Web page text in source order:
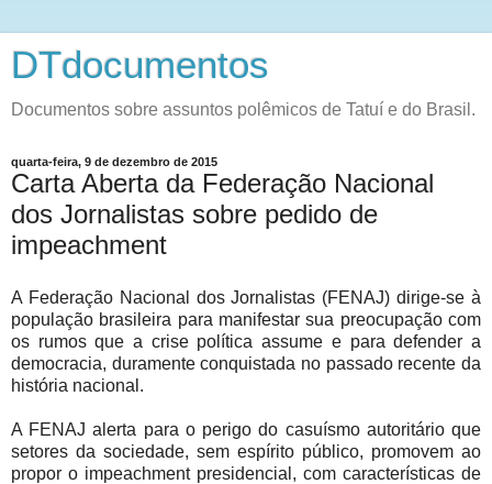
DTdocumentos
Documentos sobre assuntos polêmicos de Tatuí e do Brasil.
quarta-feira, 9 de dezembro de 2015
Carta Aberta da Federação Nacional
dos Jornalistas sobre pedido de
impeachment
A Federação Nacional dos Jornalistas (FENAJ) dirige-se à
população brasileira para manifestar sua preocupação com
os rumos que a crise política assume e para defender a
democracia, duramente conquistada no passado recente da
história nacional.
A FENAJ alerta para o perigo do casuísmo autoritário que
setores da sociedade, sem espírito público, promovem ao
propor o impeachment presidencial, com características de